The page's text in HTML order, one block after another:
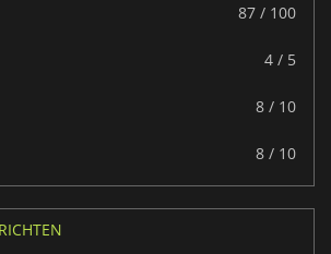
87 / 100
4 / 5
8 / 10
8 / 10